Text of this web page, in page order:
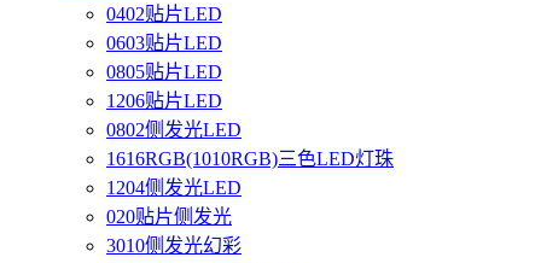
0402贴片LED
0603贴片LED
0805贴片LED
1206贴片LED
0802侧发光LED
1616RGB(1010RGB)三色LED灯珠
1204侧发光LED
020贴片侧发光
3010侧发光幻彩